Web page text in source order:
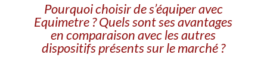
Pourquoi choisir de s’équiper avec
Equimetre ? Quels sont ses avantages
en comparaison avec les autres
dispositifs présents sur le marché ?